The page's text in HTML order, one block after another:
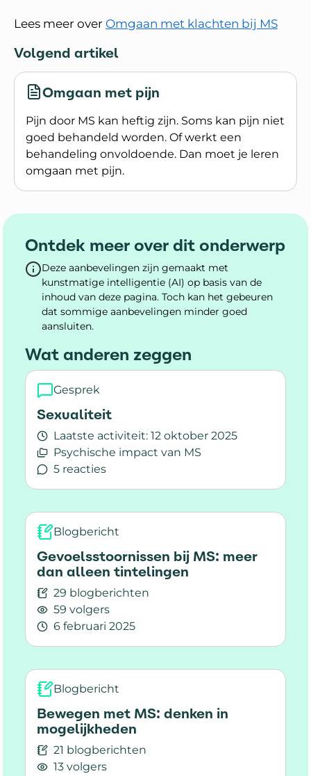
Lees meer over Omgaan met klachten bij MS
Volgend artikel
Omgaan met pijn
Pijn door MS kan heftig zijn. Soms kan pijn niet
goed behandeld worden. Of werkt een
behandeling onvoldoende. Dan moet je leren
omgaan met pijn.
Lees meer over Omgaan met pijn
Ontdek meer over dit onderwerp
Deze aanbevelingen zijn gemaakt met
kunstmatige intelligentie (AI) op basis van de
inhoud van deze pagina. Toch kan het gebeuren
dat sommige aanbevelingen minder goed
aansluiten.
Wat anderen zeggen
Gesprek
Sexualiteit
Laatste activiteit: 12 oktober 2025
Psychische impact van MS
5 reacties
Lees meer over Sexualiteit
Blogbericht
Gevoelsstoornissen bij MS: meer
dan alleen tintelingen
29 blogberichten
59 volgers
6 februari 2025
Lees meer over Gevoelsstoornissen bij MS:
Blogbericht
Bewegen met MS: denken in
mogelijkheden
21 blogberichten
13 volgers